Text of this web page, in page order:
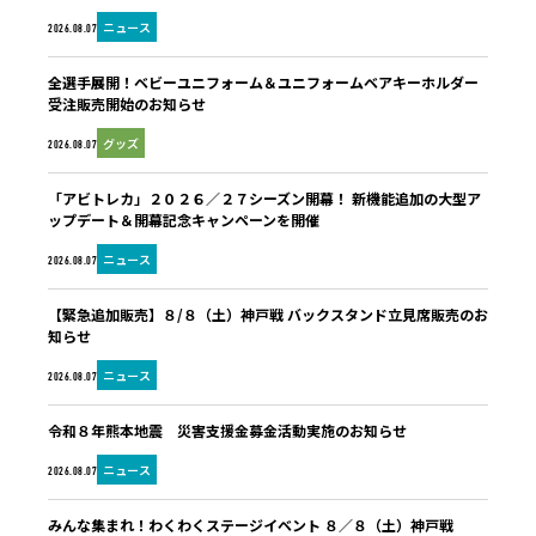
2026.08.07 ニュース
2026.08.07 グッズ
全選手展開！ベビーユニフォーム＆ユニフォームベアキーホルダー
受注販売開始のお知らせ
2026.08.07 ニュース
「アビトレカ」２０２６／２７シーズン開幕！ 新機能追加の大型ア
ップデート＆開幕記念キャンペーンを開催
2026.08.07 ニュース
【緊急追加販売】８/８（土）神戸戦 バックスタンド立見席販売のお
知らせ
2026.08.07 ニュース
令和８年熊本地震 災害支援金募金活動実施のお知らせ
みんな集まれ！わくわくステージイベント ８／８（土）神戸戦